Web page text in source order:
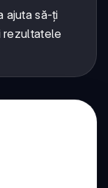
ajuta să-ți
rezultatele